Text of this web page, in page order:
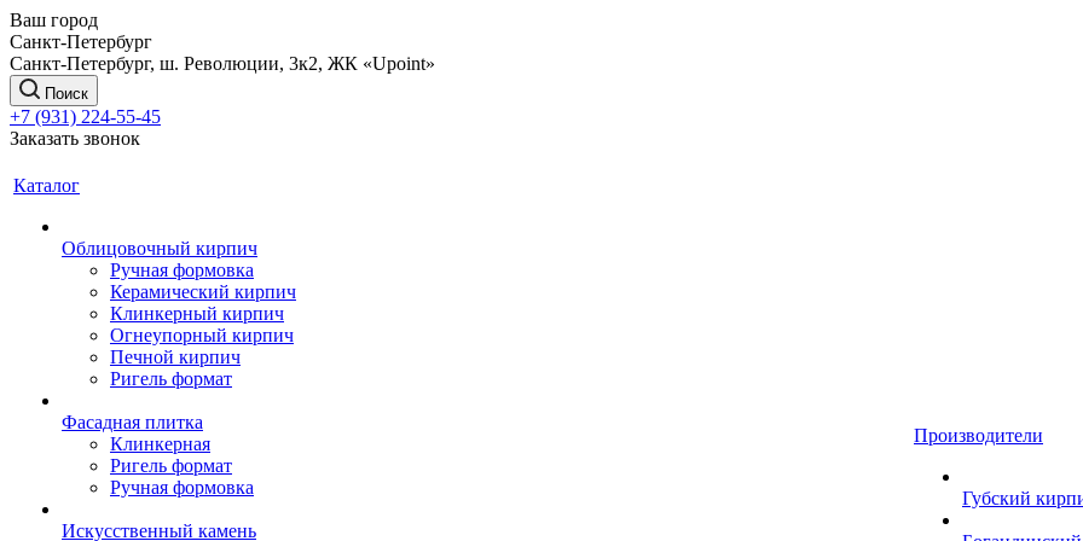
Ваш город
Санкт-Петербург
Санкт-Петербург, ш. Революции, 3к2, ЖК «Upoint»
Поиск
+7 (931) 224-55-45
Заказать звонок
Каталог
Облицовочный кирпич
Ручная формовка
Керамический кирпич
Клинкерный кирпич
Огнеупорный кирпич
Печной кирпич
Ригель формат
Фасадная плитка
Клинкерная
Ригель формат
Ручная формовка
Искусственный камень
Производители
Губский